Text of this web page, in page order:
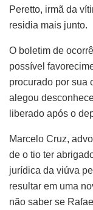
Peretto, irmã da
residia mais junto.
O boletim de
possível
procurado por sua
alegou
liberado após o
Marcelo Cruz,
de o tio ter
jurídica da viúva
resultar em uma
não saber se